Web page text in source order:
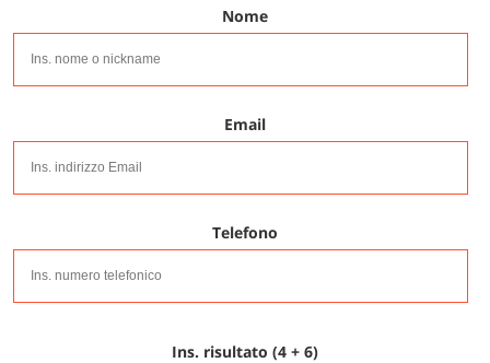
Nome
Email
Telefono
Ins. risultato (4 + 6)